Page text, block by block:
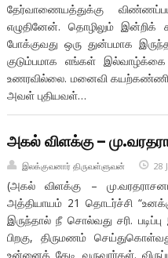
தேர்வாணையத்துக்கு விண்ணப்பம்
எழுதினேன். தொழிலும் இன்றிக்
போக்குவது ஒரு துன்பமாக
குடும்பமாக எங்கள்
உணரவில்லை. மனைவி
அவள் புதியவள்…
அகல் விளக்கு –
இலக்குவனார் திருவள்ளுவன் 28
(அகல் விளக்கு –
அத்தியாயம் 21 தொடர்ச்சி
இருந்தால் நீ சொல்வது சரி.
பிறகு, திருமணம்
உன்னைத் தேடி வருவார்கள்.